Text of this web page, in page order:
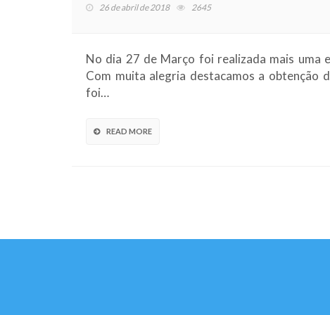
26 de abril de 2018 2645
No dia 27 de Março foi realizada mais uma
Com muita alegria destacamos a obtenção
foi…
READ MORE